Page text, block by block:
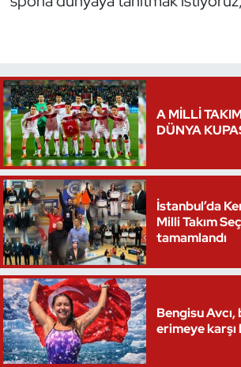
A MİLLİ
DÜNYA
İstanbul’da
Milli Takım
tamamlandı
Bengisu
erimeye
Vücut Geliştirme Fitness
Wushu Kungfu
Yelken
Yüzme